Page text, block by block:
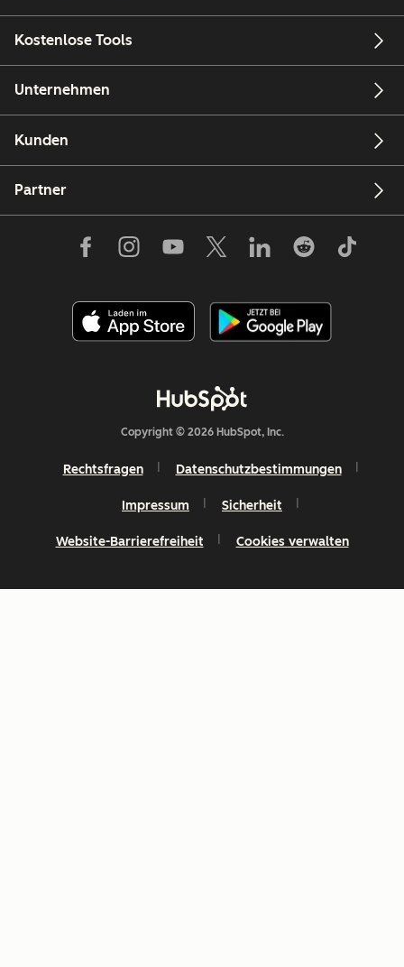
Kostenlose Tools
Unternehmen
Kunden
Partner
Copyright © 2026 HubSpot, Inc.
Rechtsfragen Datenschutzbestimmungen
Impressum Sicherheit
Website-Barrierefreiheit Cookies verwalten